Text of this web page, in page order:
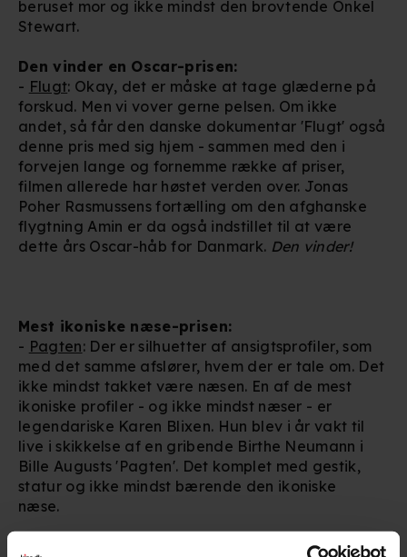
beruset mor og ikke mindst den brovtende Onkel
Stewart.
Den vinder en Oscar-prisen:
- Flugt: Okay, det er måske at tage glæderne på
forskud. Men vi vover gerne pelsen. Om ikke
andet, så får den danske dokumentar 'Flugt' også
denne pris med sig hjem - sammen med den i
forvejen lange og fornemme række af priser,
filmen allerede har høstet verden over. Jonas
Poher Rasmussens fortælling om den afghanske
flygtning Amin er da også indstillet til at være
dette års Oscar-håb for Danmark. Den vinder!
Mest ikoniske næse-prisen:
- Pagten: Der er silhuetter af ansigtsprofiler, som
med det samme afslører, hvem der er tale om. Det
ikke mindst takket være næsen. En af de mest
ikoniske profiler - og ikke mindst næser - er
legendariske Karen Blixen. Hun blev i år vakt til
live i skikkelse af en gribende Birthe Neumann i
Bille Augusts 'Pagten'. Det komplet med gestik,
statur og ikke mindst bærende den ikoniske
næse.